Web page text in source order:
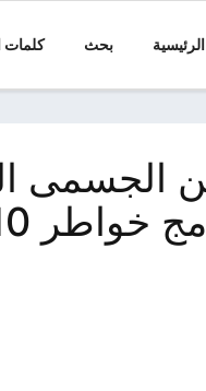
الرئيسية بحث كلمات
الجسمى
2014 كاملة